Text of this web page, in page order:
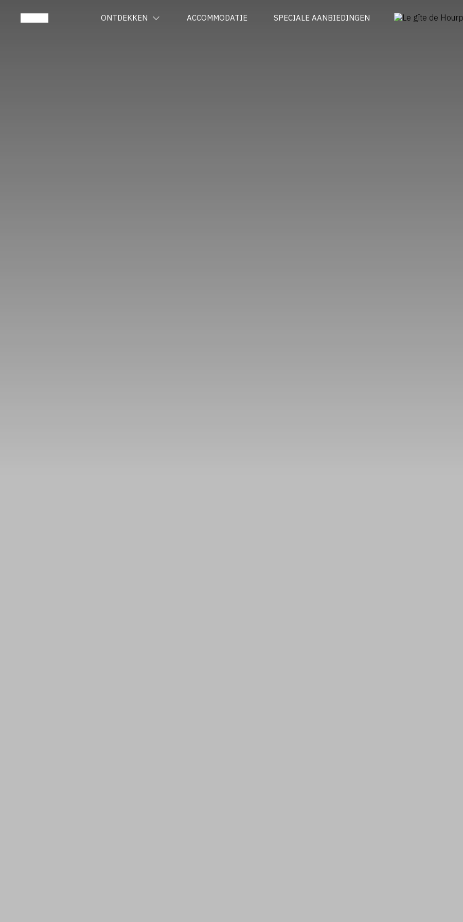
ONTDEKKEN ACCOMMODATIE SPECIALE AANBIEDINGEN